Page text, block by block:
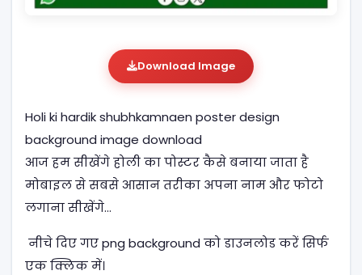
Download Image
Holi ki hardik shubhkamnaen poster design
background image download
आज हम सीखेंगे होली का पोस्टर कैसे बनाया जाता है
मोबाइल से सबसे आसान तरीका अपना नाम और फोटो
लगाना सीखेंगे…
नीचे दिए गए png background को डाउनलोड करें सिर्फ
एक क्लिक में।